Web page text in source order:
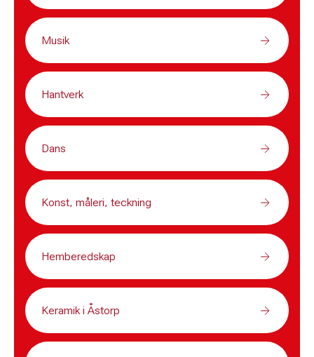
Musik
Hantverk
Dans
Konst, måleri, teckning
Hemberedskap
Keramik i Åstorp